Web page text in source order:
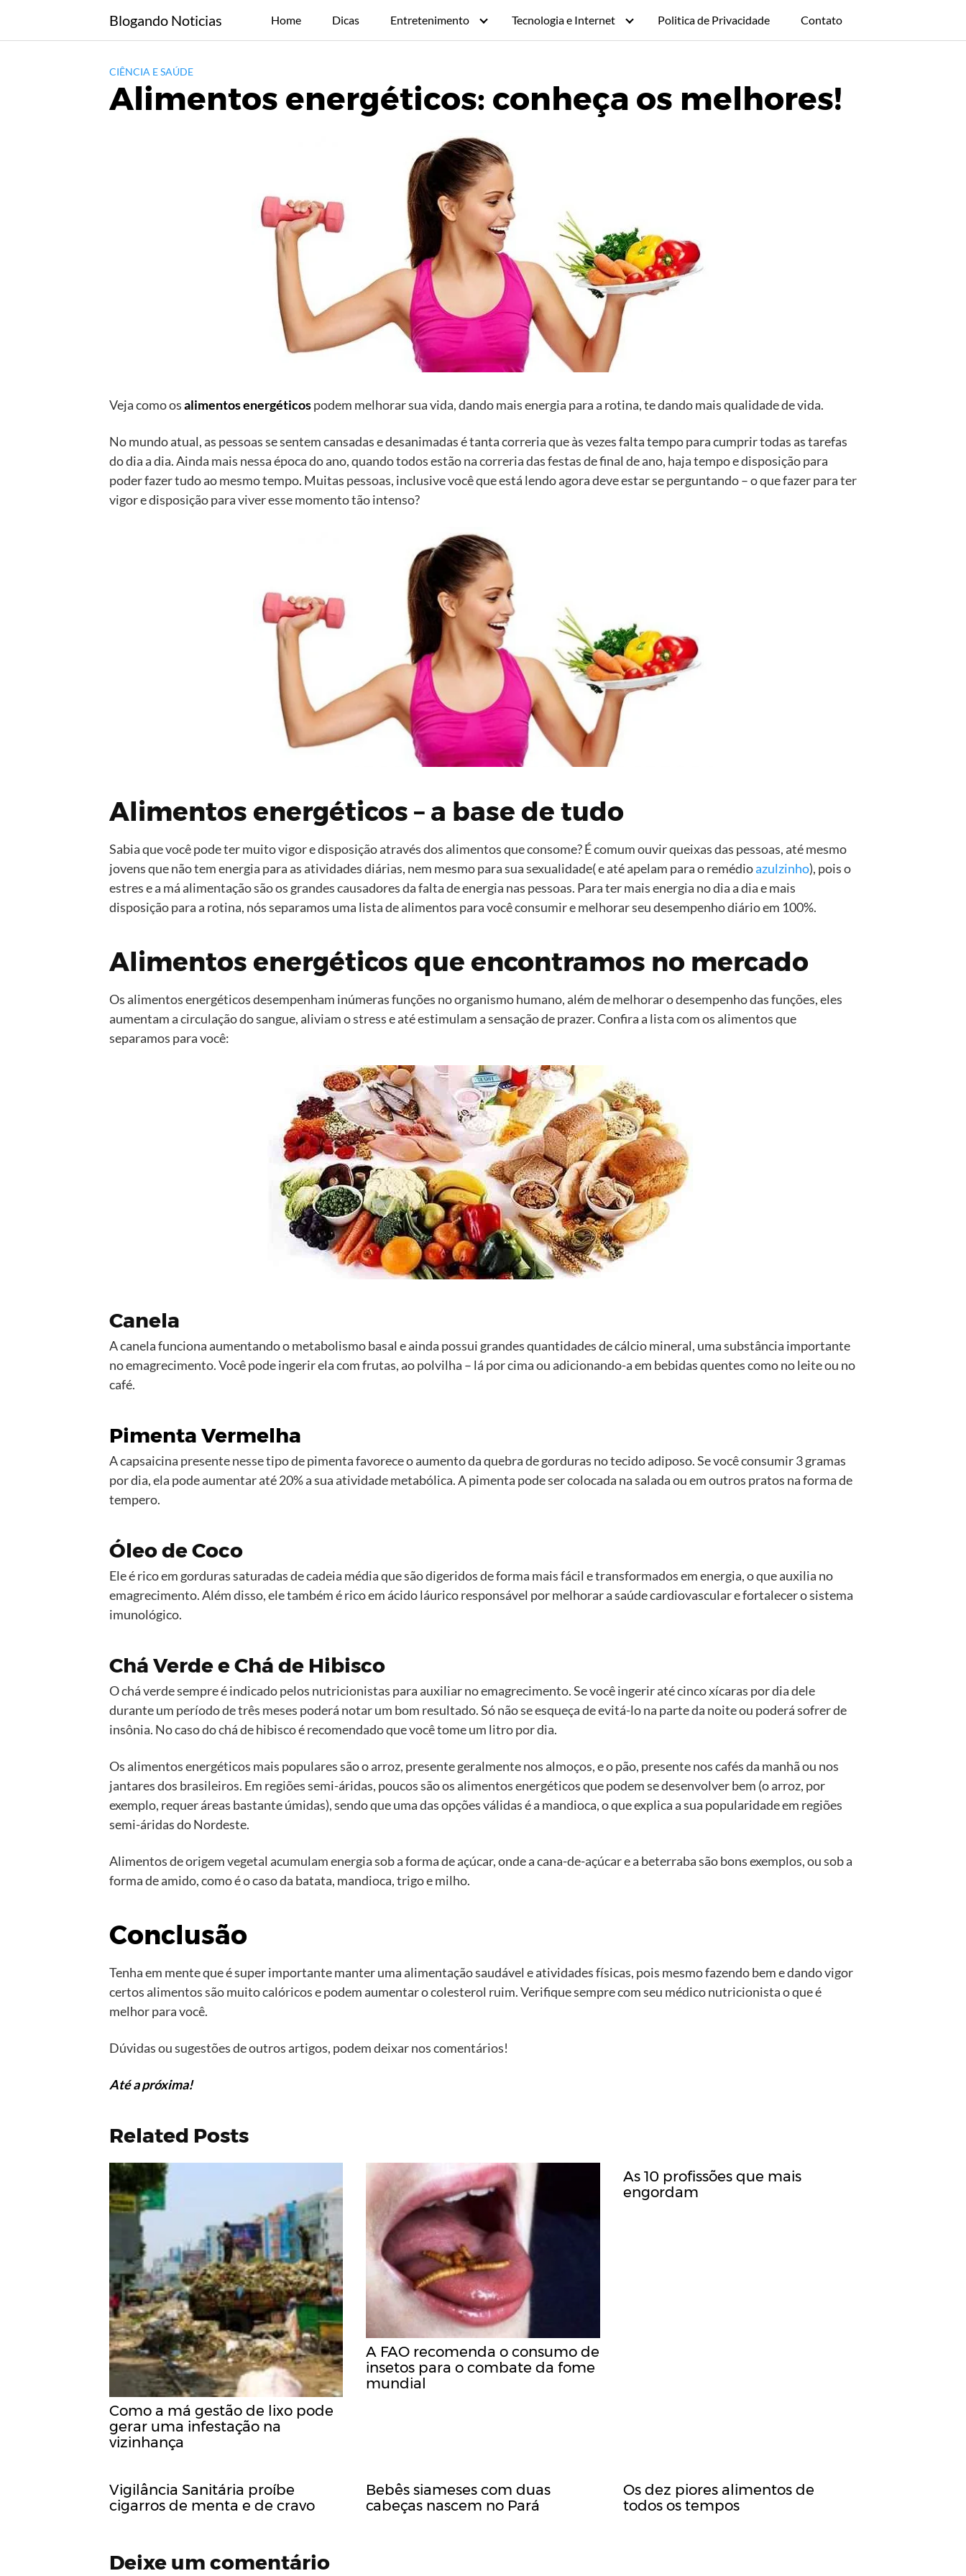
content
Blogando Noticias Home Dicas Entretenimento Tecnologia e Internet Politica de Privacidade Contato
CIÊNCIA E SAÚDE
Alimentos energéticos: conheça os melhores!
Veja como osalimentos energéticospodem melhorar sua vida, dando mais energia para a rotina, te dando mais qualidade de vida.
No mundo atual, as pessoas se sentem cansadas e desanimadas é tanta correria que às vezes falta tempo para cumprir todas as tarefas
do dia a dia. Ainda mais nessa época do ano, quando todos estão na correria das festas de final de ano, haja tempo e disposição para
poder fazer tudo ao mesmo tempo. Muitas pessoas, inclusive você que está lendo agora deve estar se perguntando – o que fazer para ter
vigor e disposição para viver esse momento tão intenso?
Alimentos energéticos – a base de tudo
Sabia que você pode ter muito vigor e disposição através dos alimentos que consome? É comum ouvir queixas das pessoas, até mesmo
jovens que não tem energia para as atividades diárias, nem mesmo para sua sexualidade( e até apelam para o remédioazulzinho), pois o
estres e a má alimentação são os grandes causadores da falta de energia nas pessoas. Para ter mais energia no dia a dia e mais
disposição para a rotina, nós separamos uma lista de alimentos para você consumir e melhorar seu desempenho diário em 100%.
Alimentos energéticos que encontramos no mercado
Os alimentos energéticos desempenham inúmeras funções no organismo humano, além de melhorar o desempenho das funções, eles
aumentam a circulação do sangue, aliviam o stress e até estimulam a sensação de prazer. Confira a lista com os alimentos que
separamos para você:
Canela
A canela funciona aumentando o metabolismo basal e ainda possui grandes quantidades de cálcio mineral, uma substância importante
no emagrecimento. Você pode ingerir ela com frutas, ao polvilha – lá por cima ou adicionando-a em bebidas quentes como no leite ou no
café.
Pimenta Vermelha
A capsaicina presente nesse tipo de pimenta favorece o aumento da quebra de gorduras no tecido adiposo. Se você consumir 3 gramas
por dia, ela pode aumentar até 20% a sua atividade metabólica. A pimenta pode ser colocada na salada ou em outros pratos na forma de
tempero.
Óleo de Coco
Ele é rico em gorduras saturadas de cadeia média que são digeridos de forma mais fácil e transformados em energia, o que auxilia no
emagrecimento. Além disso, ele também é rico em ácido láurico responsável por melhorar a saúde cardiovascular e fortalecer o sistema
imunológico.
Chá Verde e Chá de Hibisco
O chá verde sempre é indicado pelos nutricionistas para auxiliar no emagrecimento. Se você ingerir até cinco xícaras por dia dele
durante um período de três meses poderá notar um bom resultado. Só não se esqueça de evitá-lo na parte da noite ou poderá sofrer de
insônia. No caso do chá de hibisco é recomendado que você tome um litro por dia.
Os alimentos energéticos mais populares são o arroz, presente geralmente nos almoços, e o pão, presente nos cafés da manhã ou nos
jantares dos brasileiros. Em regiões semi-áridas, poucos são os alimentos energéticos que podem se desenvolver bem (o arroz, por
exemplo, requer áreas bastante úmidas), sendo que uma das opções válidas é a mandioca, o que explica a sua popularidade em regiões
semi-áridas do Nordeste.
Alimentos de origem vegetal acumulam energia sob a forma de açúcar, onde a cana-de-açúcar e a beterraba são bons exemplos, ou sob a
forma de amido, como é o caso da batata, mandioca, trigo e milho.
Conclusão
Tenha em mente que é super importante manter uma alimentação saudável e atividades físicas, pois mesmo fazendo bem e dando vigor
certos alimentos são muito calóricos e podem aumentar o colesterol ruim. Verifique sempre com seu médico nutricionista o que é
melhor para você.
Dúvidas ou sugestões de outros artigos, podem deixar nos comentários!
Até a próxima!
Related Posts
Como a má gestão de lixo pode
gerar uma infestação na
vizinhança
A FAO recomenda o consumo de
insetos para o combate da fome
mundial
As 10 profissões que mais
engordam
Vigilância Sanitária proíbe
cigarros de menta e de cravo
Bebês siameses com duas
cabeças nascem no Pará
Os dez piores alimentos de
todos os tempos
Deixe um comentário